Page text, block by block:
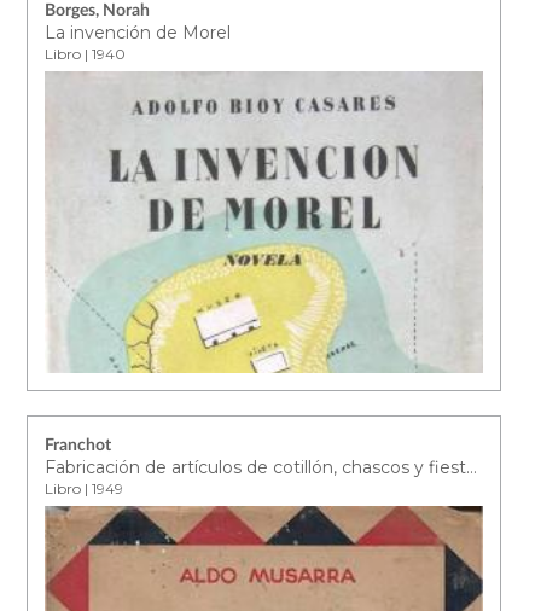
Borges, Norah
La invención de Morel
Libro | 1940
Franchot
Fabricación de artículos de cotillón, chascos y fiestas infantiles
Libro | 1949